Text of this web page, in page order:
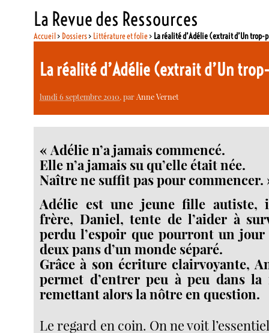
La Revue des Ressources
Accueil> Dossiers> Littérature et folie> La réalité d’Adélie (extrait d’Un trop-
La réalité d’Adélie (extrait d’Un
lundi 6 septembre 2010, parAnne Vernet
« Adélie n’a jamais commencé.
Elle n’a jamais su qu’elle était née.
Naître ne suffit pas pour commencer.
Adélie est une jeune fille autiste,
frère, Daniel, tente de l’aider à
perdu l’espoir que pourront un
deux pans d’un monde séparé.
Grâce à son écriture clairvoyante,
permet d’entrer peu à peu dans la
remettant alors la nôtre en question.
Le regard en coin. On ne voit